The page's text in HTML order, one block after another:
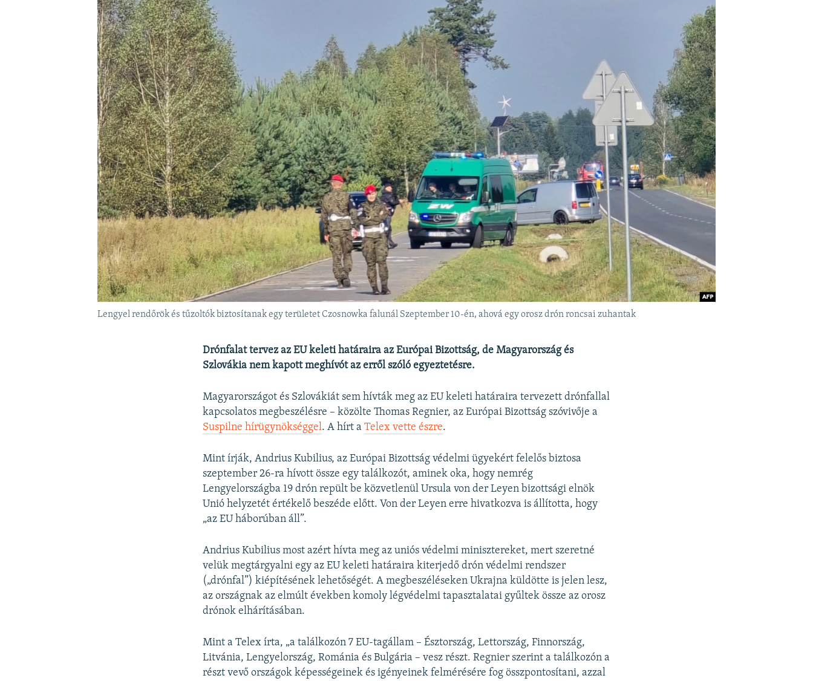
A MÚLT TANULSÁGAI
Lengyel rendőrök és tűzoltók biztosítanak egy területet Czosnowka falunál Szeptember 10-én, ahová egy orosz drón roncsai zuhantak
Drónfalat tervez az EU keleti határaira az Európai Bizottság, de Magyarország és
Szlovákia nem kapott meghívót az erről szóló egyeztetésre.
Magyarországot és Szlovákiát sem hívták meg az EU keleti határaira tervezett drónfallal
kapcsolatos megbeszélésre – közölte Thomas Regnier, az Európai Bizottság szóvivője a
Suspilne hírügynökséggel. A hírt aTelex vette észre.
Mint írják, Andrius Kubilius, az Európai Bizottság védelmi ügyekért felelős biztosa
szeptember 26-ra hívott össze egy találkozót, aminek oka, hogy nemrég
Lengyelországba 19 drón repült be közvetlenül Ursula von der Leyen bizottsági elnök
Unió helyzetét értékelő beszéde előtt. Von der Leyen erre hivatkozva is állította, hogy
„az EU háborúban áll”.
Andrius Kubilius most azért hívta meg az uniós védelmi minisztereket, mert szeretné
velük megtárgyalni egy az EU keleti határaira kiterjedő drón védelmi rendszer
(„drónfal”) kiépítésének lehetőségét. A megbeszéléseken Ukrajna küldötte is jelen lesz,
az országnak az elmúlt években komoly légvédelmi tapasztalatai gyűltek össze az orosz
drónok elhárításában.
Mint a Telex írta, „a találkozón 7 EU-tagállam – Észtország, Lettország, Finnország,
Litvánia, Lengyelország, Románia és Bulgária – vesz részt. Regnier szerint a találkozón a
részt vevő országok képességeinek és igényeinek felmérésére fog összpontosítani, azzal